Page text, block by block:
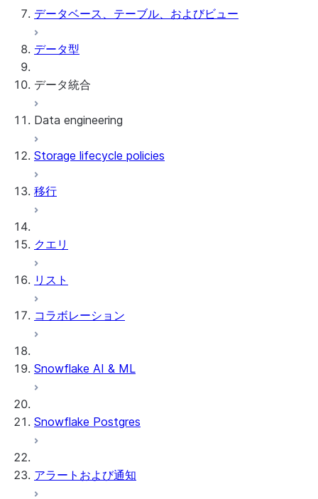
データベース、テーブル、およびビュー
データ型
データ統合
Snowflake Openflow
Apache Iceberg™
Data engineering
データのロード
DCM Projects
Snowflakeでのdbtプロジェクト
Storage lifecycle policies
移行
クエリ
リスト
コラボレーション
Snowflake AI & ML
Snowflake Postgres
アラートおよび通知